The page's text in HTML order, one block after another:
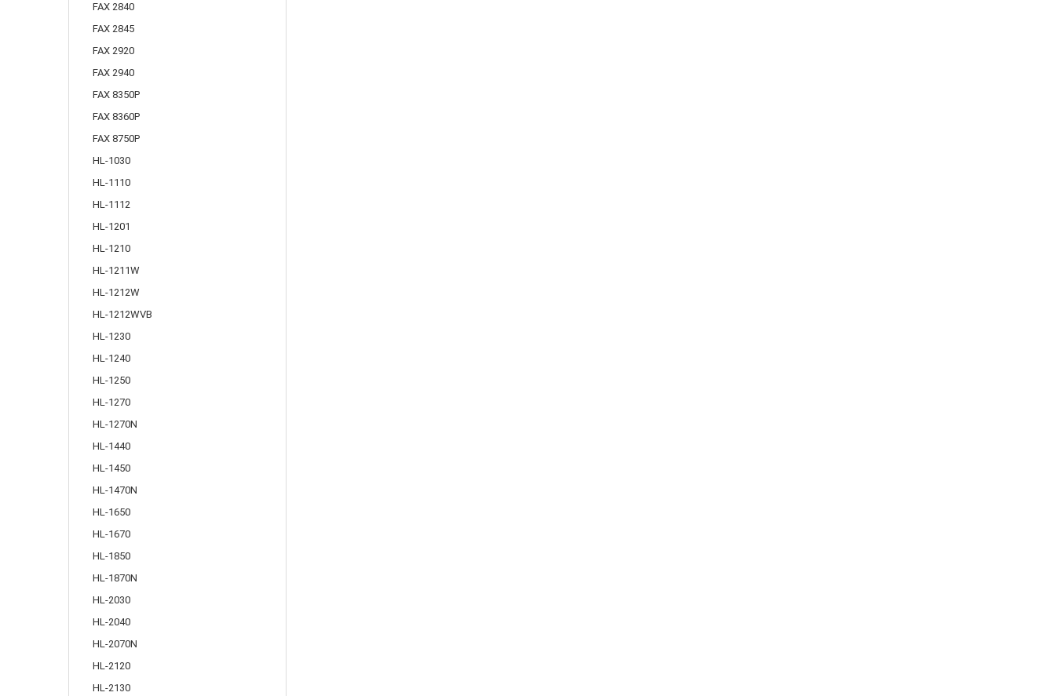
FAX 2840
FAX 2845
FAX 2920
FAX 2940
FAX 8350P
FAX 8360P
FAX 8750P
HL-1030
HL-1110
HL-1112
HL-1201
HL-1210
HL-1211W
HL-1212W
HL-1212WVB
HL-1230
HL-1240
HL-1250
HL-1270
HL-1270N
HL-1440
HL-1450
HL-1470N
HL-1650
HL-1670
HL-1850
HL-1870N
HL-2030
HL-2040
HL-2070N
HL-2120
HL-2130